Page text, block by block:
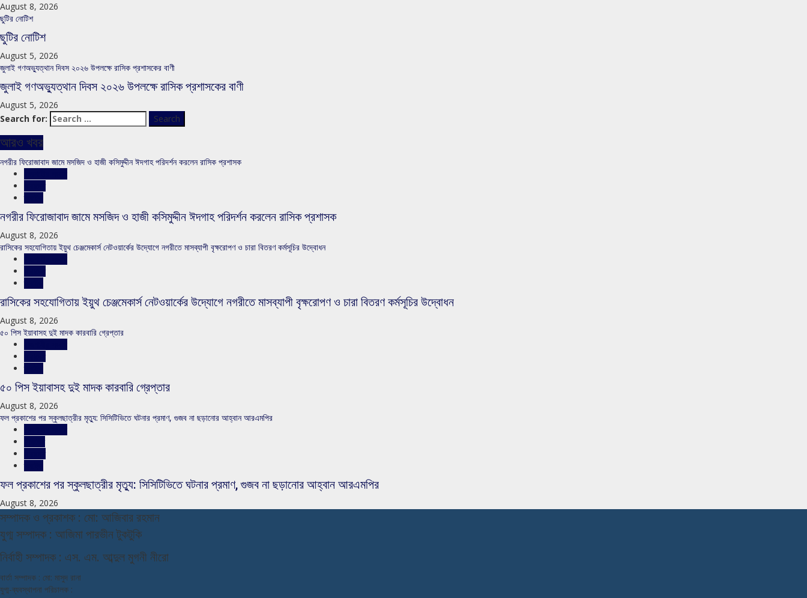
August 8, 2026
ছুটির নোটিশ
ছুটির নোটিশ
August 5, 2026
জুলাই গণঅভ্যুত্থান দিবস ২০২৬ উপলক্ষে রাসিক প্রশাসকের বাণী
জুলাই গণঅভ্যুত্থান দিবস ২০২৬ উপলক্ষে রাসিক প্রশাসকের বাণী
August 5, 2026
Search for:
আরও খবর
নগরীর ফিরোজাবাদ জামে মসজিদ ও হাজী কসিমুদ্দীন ঈদগাহ পরিদর্শন করলেন রাসিক প্রশাসক
নগরীর ফিরোজাবাদ জামে মসজিদ ও হাজী কসিমুদ্দীন ঈদগাহ পরিদর্শন করলেন রাসিক প্রশাসক
August 8, 2026
রাসিকের সহযোগিতায় ইয়ুথ চেঞ্জমেকার্স নেটওয়ার্কের উদ্যোগে নগরীতে মাসব্যাপী বৃক্ষরোপণ ও চারা বিতরণ কর্মসূচির উদ্বোধন
রাসিকের সহযোগিতায় ইয়ুথ চেঞ্জমেকার্স নেটওয়ার্কের উদ্যোগে নগরীতে মাসব্যাপী বৃক্ষরোপণ ও চারা বিতরণ কর্মসূচির উদ্বোধন
August 8, 2026
৫০ পিস ইয়াবাসহ দুই মাদক কারবারি গ্রেপ্তার
৫০ পিস ইয়াবাসহ দুই মাদক কারবারি গ্রেপ্তার
August 8, 2026
ফল প্রকাশের পর স্কুলছাত্রীর মৃত্যু: সিসিটিভিতে ঘটনার প্রমাণ, গুজব না ছড়ানোর আহ্বান আরএমপির
ফল প্রকাশের পর স্কুলছাত্রীর মৃত্যু: সিসিটিভিতে ঘটনার প্রমাণ, গুজব না ছড়ানোর আহ্বান আরএমপির
August 8, 2026
সম্পাদক ও প্রকাশক : মো: আজিবার রহমান
যুগ্ম সম্পাদক : আজিমা পারভীন টুকটুকি
নির্বাহী সম্পাদক : এস. এম. আব্দুল মুগনী নীরো
বার্তা সম্পাদক : মো: মাসুদ রানা
যুগ্ম-ব্যবস্থাপনা পরিচালক :